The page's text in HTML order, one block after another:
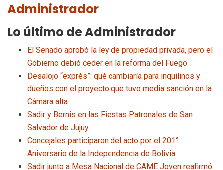
Administrador
Lo último de Administrador
El Senado aprobó la ley de propiedad privada, pero el
Gobierno debió ceder en la reforma del Fuego
Desalojo “exprés”: qué cambiaría para inquilinos y
dueños con el proyecto que tuvo media sanción en la
Cámara alta
Sadir y Bernis en las Fiestas Patronales de San
Salvador de Jujuy
Concejales participaron del acto por el 201°
Aniversario de la Independencia de Bolivia
Sadir junto a Mesa Nacional de CAME Joven reafirmó